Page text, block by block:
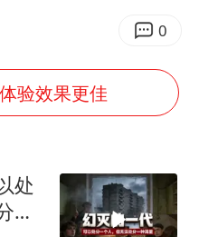
贸延续良好增长态势
级WTT横滨冠军赛8强
中一签需缴款7.54万元
女儿为争财产堵门阻挠父亲出殡
你咬秋了吗
0
验效果更佳
处
一